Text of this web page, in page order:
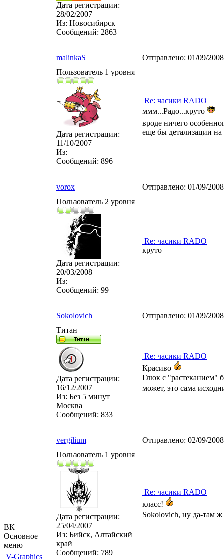
ВК
Основное
меню
V-Graphics
Дата регистрации:
28/02/2007
Из: Новосибирск
Сообщений: 2863
malinkaS Отправлено: 01/09/
Пользователь 1 уровня
Дата регистрации:
11/10/2007
Из:
Сообщений: 896
Re: часики RADO
ммм...Радо...круто
вроде ничего
еще бы детализации
vorox Отправлено: 01/09/
Пользователь 2 уровня
Дата регистрации:
20/03/2008
Из:
Сообщений: 99
Re: часики RADO
круто
Sokolovich Отправлено: 01/09/
Титан
Дата регистрации:
16/12/2007
Из: Без 5 минут
Москва
Сообщений: 833
Re: часики RADO
Красиво
Глюк с "растеканием"
может, это сама
vergilium Отправлено: 02/09/
Пользователь 1 уровня
Дата регистрации:
25/04/2007
Из: Бийск, Алтайский
край
Сообщений: 789
Re: часики RADO
класс!
Sokolovich, ну да-там